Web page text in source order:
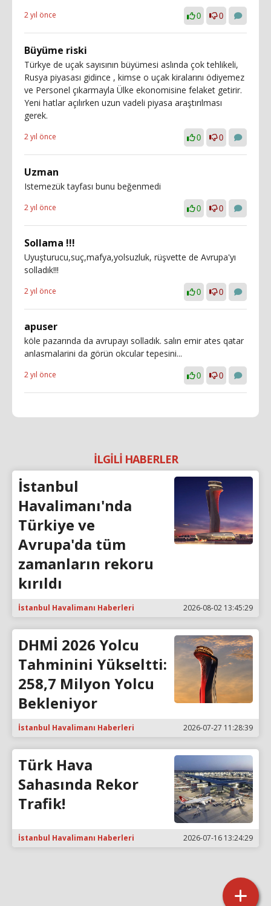
2 yıl önce 0 0
Büyüme riski
Türkye de uçak sayısının büyümesi aslında çok tehlikeli,
Rusya piyasası gidince , kimse o uçak kiralarını ödiyemez
ve Personel çıkarmayla Ülke ekonomisine felaket getirir.
Yeni hatlar açılırken uzun vadeli piyasa araştırılması
gerek.
2 yıl önce 0 0
Uzman
Istemezük tayfası bunu beğenmedi
2 yıl önce 0 0
Sollama !!!
Uyuşturucu,suç,mafya,yolsuzluk, rüşvette de Avrupa'yı
solladık!!!
2 yıl önce 0 0
apuser
köle pazarında da avrupayı solladık. salın emir ates qatar
anlasmalarini da görün okcular tepesini...
2 yıl önce 0 0
İLGİLİ HABERLER
İstanbul
Havalimanı'nda
Türkiye ve
Avrupa'da tüm
zamanların rekoru
kırıldı
İstanbul Havalimanı Haberleri 2026-08-02 13:45:29
DHMİ 2026 Yolcu
Tahminini Yükseltti:
258,7 Milyon Yolcu
Bekleniyor
İstanbul Havalimanı Haberleri 2026-07-27 11:28:39
Türk Hava
Sahasında Rekor
Trafik!
İstanbul Havalimanı Haberleri 2026-07-16 13:24:29